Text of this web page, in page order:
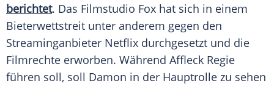
berichtet. Das Filmstudio Fox hat sich in einem
Bieterwettstreit unter anderem gegen den
Streaminganbieter Netflix durchgesetzt und die
Filmrechte erworben. Während Affleck Regie
führen soll, soll Damon in der Hauptrolle zu sehen